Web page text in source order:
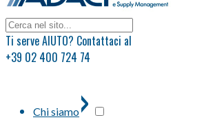
Ti serve AIUTO? Contattaci al
+39 02 400 724 74
Chi siamo›